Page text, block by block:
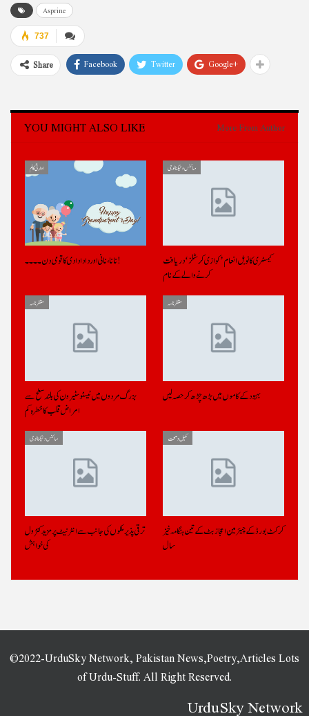
Asprine
737
Share Facebook Twitter Google+
YOU MIGHT ALSO LIKE More From Author
ادارتی کالم
نانا، نانی اور دادا دادی کا قومی دن ۔۔۔۔!
سائنس و ٹیکنالوجی
کیمسٹری کا نوبل انعام ’کوازی کرسٹلز‘ دریافت
کرنے والے کے نام
منظر نامہ
بزرگ مردوں میں ٹیسٹوسٹیرون کی بلند سطح سے
امراض قلب کا خطرہ کم
منظر نامہ
بہبود کے کاموں میں بڑھ چڑھ کر حصہ لیں
سائنس و ٹیکنالوجی
ترقی پذیر ملکوں کی جانب سے انٹرنیٹ پر مزید کنٹرول
کی خواہش
کھیل و صحت
کرکٹ بورڈ کے چیئرمین اعجاز بٹ کے تین ہنگامہ خیز
سال
©2022-UrduSky Network, Pakistan News,Poetry,Articles Lots
of Urdu-Stuff. All Right Reserved.
UrduSky Network